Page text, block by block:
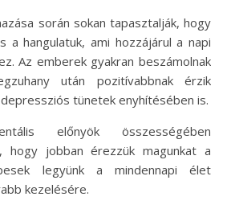
során sokan tapasztalják, hogy
a hangulatuk, ami hozzájárul a napi
Az emberek gyakran beszámolnak
után pozitívabbnak érzik
tünetek enyhítésében is.
előnyök összességében
hogy jobban érezzük magunkat a
legyünk a mindennapi élet
kezelésére.